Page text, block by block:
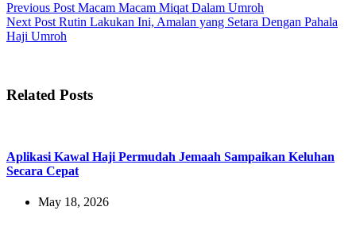
Previous Post Macam Macam Miqat Dalam Umroh
Next Post Rutin Lakukan Ini, Amalan yang Setara Dengan Pahala
Haji Umroh
Related Posts
Aplikasi Kawal Haji Permudah Jemaah Sampaikan Keluhan
Secara Cepat
May 18, 2026